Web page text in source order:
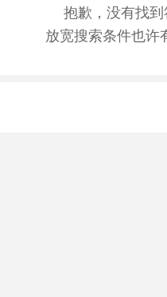
抱歉，没有找到
放宽搜索条件也许